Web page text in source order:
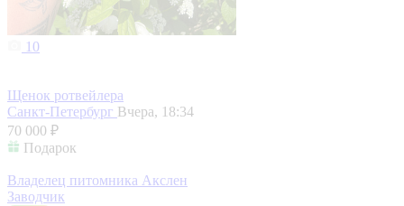
10
Щенок ротвейлера
Санкт-Петербург Вчера, 18:34
70 000 ₽
Подарок
Владелец питомника Акслен
Заводчик